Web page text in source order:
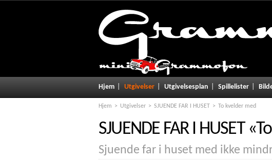
Hjem Utgivelser Utgivelsesplan Spillelister
Hjem Utgivelser SJUENDE FAR I HUSET To kvelder med
SJUENDE FAR I HUSET«
Sjuende far i huset med ikke